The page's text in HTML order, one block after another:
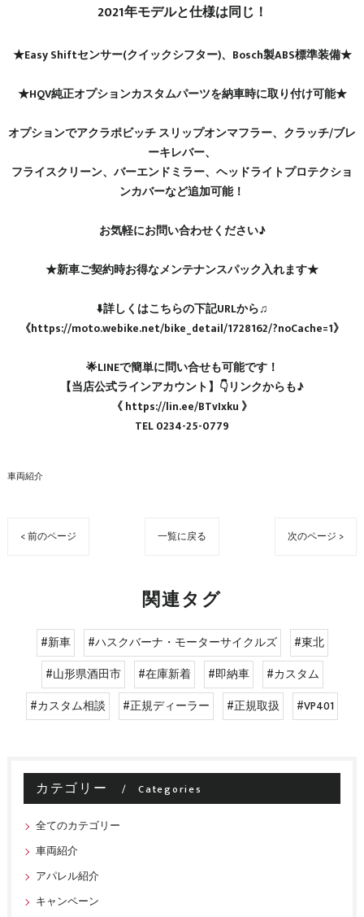
2021年モデルと仕様は同じ！
★Easy Shiftセンサー(クイックシフター)、Bosch製ABS標準装備★
★HQV純正オプションカスタムパーツを納車時に取り付け可能★
オプションでアクラポビッチ スリップオンマフラー、クラッチ/ブレ
ーキレバー、
フライスクリーン、バーエンドミラー、ヘッドライトプロテクショ
ンカバーなど追加可能！
お気軽にお問い合わせください♪
★新車ご契約時お得なメンテナンスパック入れます★
⬇️詳しくはこちらの下記URLから♫
《https://moto.webike.net/bike_detail/1728162/?noCache=1》
🌟LINEで簡単に問い合せも可能です！
【当店公式ラインアカウント】👇リンクからも♪
《 https://lin.ee/BTvIxku 》
TEL 0234-25-0779
車両紹介
< 前のページ 一覧に戻る 次のページ >
関連タグ
#新車 #ハスクバーナ・モーターサイクルズ
#東北
#山形県酒田市
#在庫新着 #即納車
#カスタム
#カスタム相談
#正規ディーラー #正規取扱 #VP401
カテゴリー Categories
全てのカテゴリー
車両紹介
アパレル紹介
キャンペーン